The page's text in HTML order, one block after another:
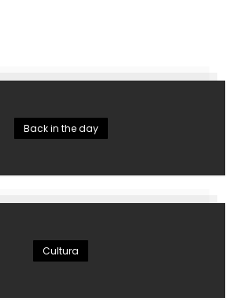
Back in the day
Cultura